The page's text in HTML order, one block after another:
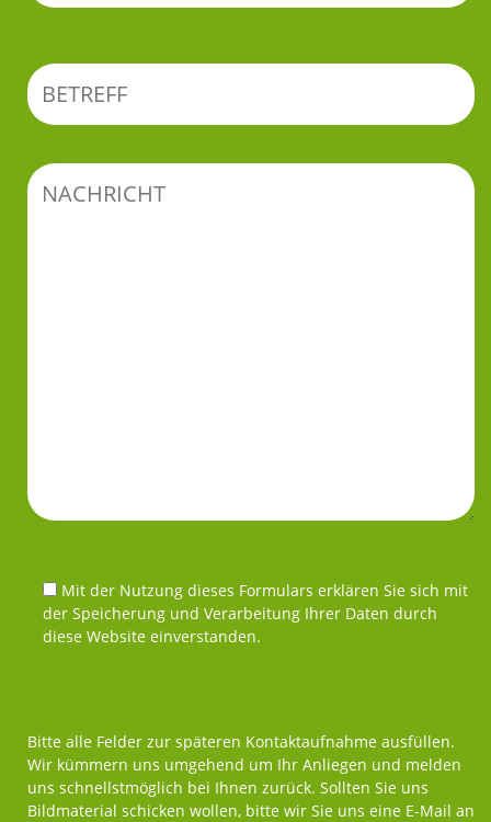
Mit der Nutzung dieses Formulars erklären Sie sich mit
der Speicherung und Verarbeitung Ihrer Daten durch
diese Website einverstanden.
Bitte alle Felder zur späteren Kontaktaufnahme ausfüllen.
Wir kümmern uns umgehend um Ihr Anliegen und melden
uns schnellstmöglich bei Ihnen zurück. Sollten Sie uns
Bildmaterial schicken wollen, bitte wir Sie uns eine E-Mail an